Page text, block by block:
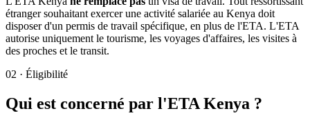
étranger souhaitant exercer une activité salariée au Kenya doit
disposer d'un permis de travail spécifique, en plus de l'ETA. L'ETA
autorise uniquement le tourisme, les voyages d'affaires, les visites à
des proches et le transit.
02 · Éligibilité
Qui est concerné par l'ETA Kenya ?